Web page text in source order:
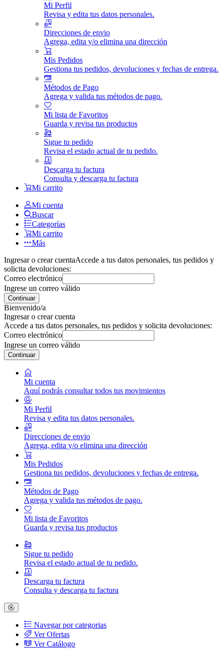
Mi Perfil
Revisa y edita tus datos personales.
Direcciones de envio
Agrega, edita y/o elimina una dirección
Mis Pedidos
Gestiona tus pedidos, devoluciones y fechas de entrega.
Métodos de Pago
Agrega y valida tus métodos de pago.
Mi lista de Favoritos
Guarda y revisa tus productos
Sigue tu pedido
Revisa el estado actual de tu pedido.
Descarga tu factura
Consulta y descarga tu factura
Mi carrito
Mi cuenta
Buscar
Categorías
Mi carrito
Más
Ingresar o crear cuentaAccede a tus datos personales, tus pedidos y
solicita devoluciones:
Correo electrónico
Ingrese un correo válido
Continuar
Bienvenido/a
Ingresar o crear cuenta
Accede a tus datos personales, tus pedidos y solicita devoluciones:
Correo electrónico
Ingrese un correo válido
Continuar
Mi cuenta
Aquí podrás consultar todos tus movimientos
Mi Perfil
Revisa y edita tus datos personales.
Direcciones de envio
Agrega, edita y/o elimina una dirección
Mis Pedidos
Gestiona tus pedidos, devoluciones y fechas de entrega.
Métodos de Pago
Agrega y valida tus métodos de pago.
Mi lista de Favoritos
Guarda y revisa tus productos
Sigue tu pedido
Revisa el estado actual de tu pedido.
Descarga tu factura
Consulta y descarga tu factura
Navegar por categorias
Ver Ofertas
Ver Catálogo